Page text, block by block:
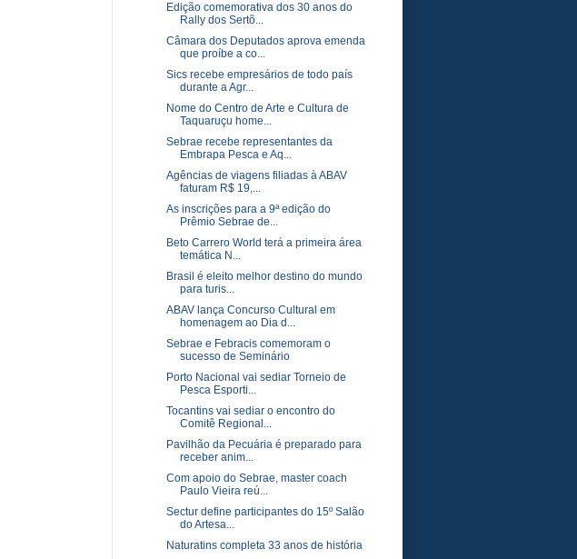
Edição comemorativa dos 30 anos do
Rally dos Sertõ...
Câmara dos Deputados aprova emenda
que proíbe a co...
Sics recebe empresários de todo país
durante a Agr...
Nome do Centro de Arte e Cultura de
Taquaruçu home...
Sebrae recebe representantes da
Embrapa Pesca e Aq...
Agências de viagens filiadas à ABAV
faturam R$ 19,...
As inscrições para a 9ª edição do
Prêmio Sebrae de...
Beto Carrero World terá a primeira área
temática N...
Brasil é eleito melhor destino do mundo
para turis...
ABAV lança Concurso Cultural em
homenagem ao Dia d...
Sebrae e Febracis comemoram o
sucesso de Seminário
Porto Nacional vai sediar Torneio de
Pesca Esporti...
Tocantins vai sediar o encontro do
Comitê Regional...
Pavilhão da Pecuária é preparado para
receber anim...
Com apoio do Sebrae, master coach
Paulo Vieira reú...
Sectur define participantes do 15º Salão
do Artesa...
Naturatins completa 33 anos de história